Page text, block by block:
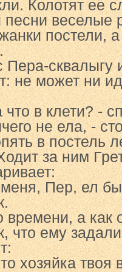
Колотят ее
песни веселые
постели,
сквалыгу
не может ни
что в клети? -
не ела, -
в постель
за ним
Пер, ел
а как
что ему
хозяйка твоя